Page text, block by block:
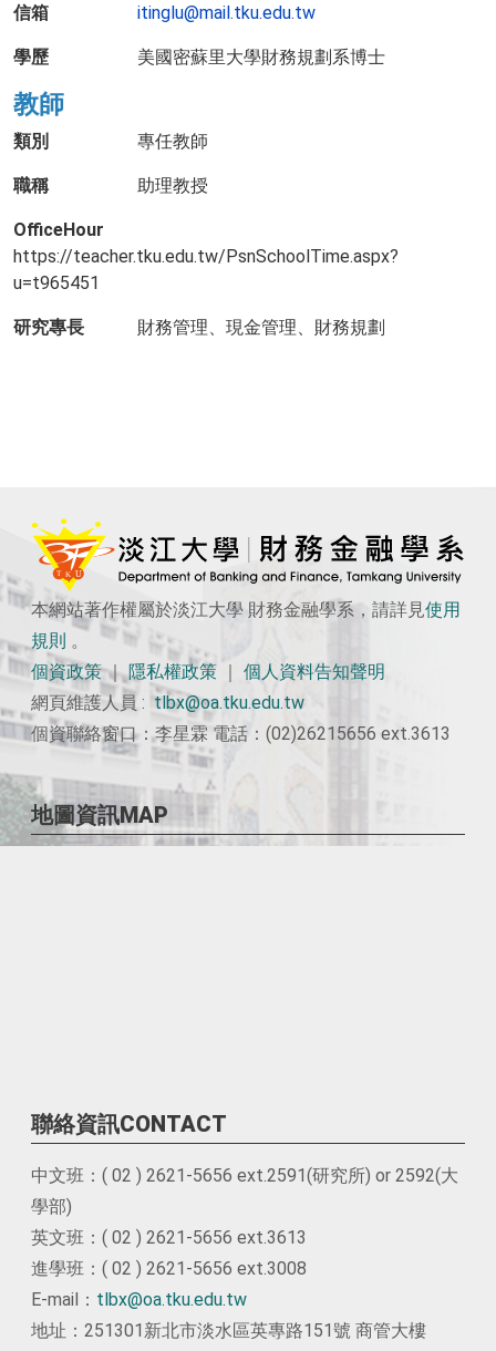
信箱 itinglu@mail.tku.edu.tw
學歷 美國密蘇里大學財務規劃系博士
教師
類別 專任教師
職稱 助理教授
OfficeHour
https://teacher.tku.edu.tw/PsnSchoolTime.aspx?
u=t965451
研究專長 財務管理、現金管理、財務規劃
本網站著作權屬於淡江大學 財務金融學系，請詳見使用
規則 。
個資政策｜隱私權政策
個人資料告知聲明
網頁維護人員 :tlbx@oa.tku.edu.tw
個資聯絡窗口：李星霖 電話：(02)26215656 ext.3613
地圖資訊MAP
聯絡資訊CONTACT
中文班：( 02 ) 2621-5656 ext.2591(研究所) or 2592(大
學部)
英文班：( 02 ) 2621-5656 ext.3613
進學班：( 02 ) 2621-5656 ext.3008
E-mail： tlbx@oa.tku.edu.tw
地址：251301新北市淡水區英專路151號 商管大樓